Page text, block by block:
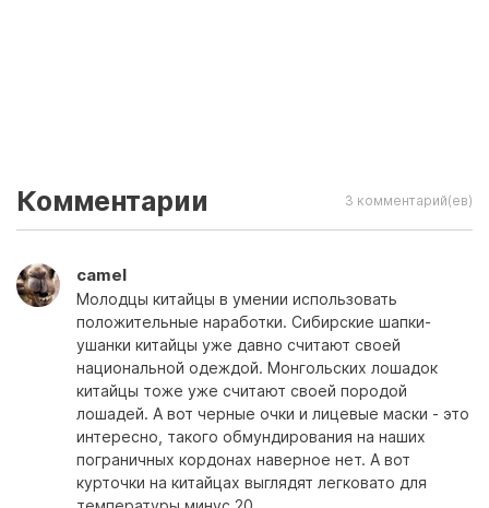
Комментарии 3 комментарий(ев)
camel
Молодцы китайцы в умении использовать
положительные наработки. Сибирские шапки-
ушанки китайцы уже давно считают своей
национальной одеждой. Монгольских лошадок
китайцы тоже уже считают своей породой
лошадей. А вот черные очки и лицевые маски - это
интересно, такого обмундирования на наших
пограничных кордонах наверное нет. А вот
курточки на китайцах выглядят легковато для